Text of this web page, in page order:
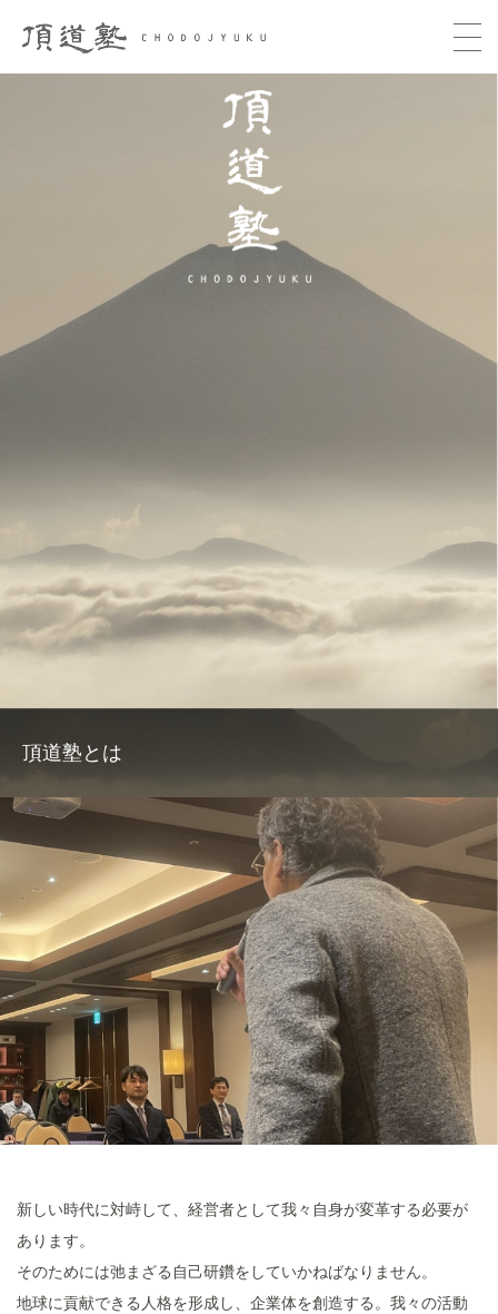
頂道塾とは
新しい時代に対峙して、経営者として我々自身が変革する必要が
あります。
そのためには弛まざる自己研鑽をしていかねばなりません。
地球に貢献できる人格を形成し、企業体を創造する。我々の活動